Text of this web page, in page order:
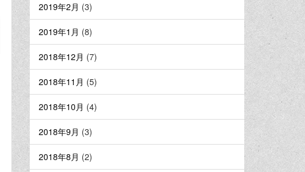
2019年2月 (3)
2019年1月 (8)
2018年12月 (7)
2018年11月 (5)
2018年10月 (4)
2018年9月 (3)
2018年8月 (2)